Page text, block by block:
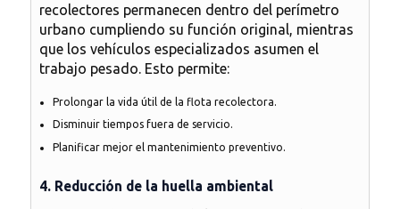
recolectores permanecen dentro del perímetro
urbano cumpliendo su función original, mientras
que los vehículos especializados asumen el
trabajo pesado. Esto permite:
Prolongar la vida útil de la flota recolectora.
Disminuir tiempos fuera de servicio.
Planificar mejor el mantenimiento preventivo.
4. Reducción de la huella ambiental